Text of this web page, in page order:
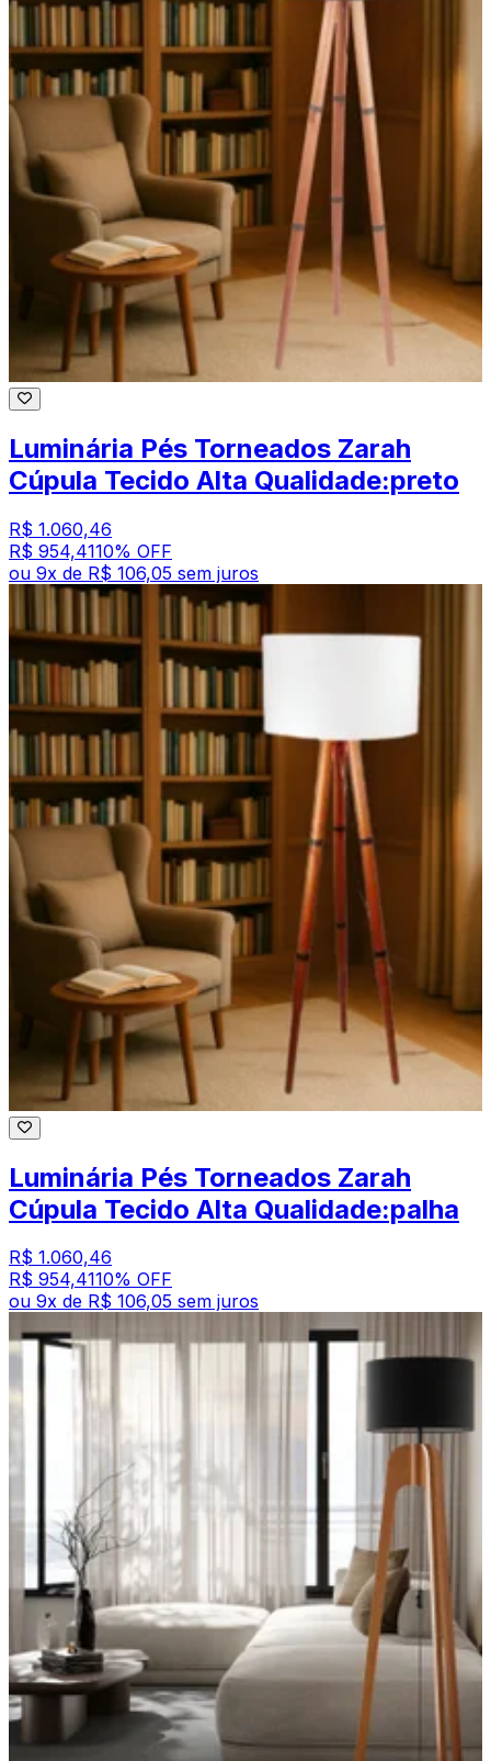
Luminária Pés Torneados Zarah
Cúpula Tecido Alta Qualidade:preto
R$ 1.060,46
R$ 954,4110% OFF
ou 9x de R$ 106,05 sem juros
Luminária Pés Torneados Zarah
Cúpula Tecido Alta Qualidade:palha
R$ 1.060,46
R$ 954,4110% OFF
ou 9x de R$ 106,05 sem juros